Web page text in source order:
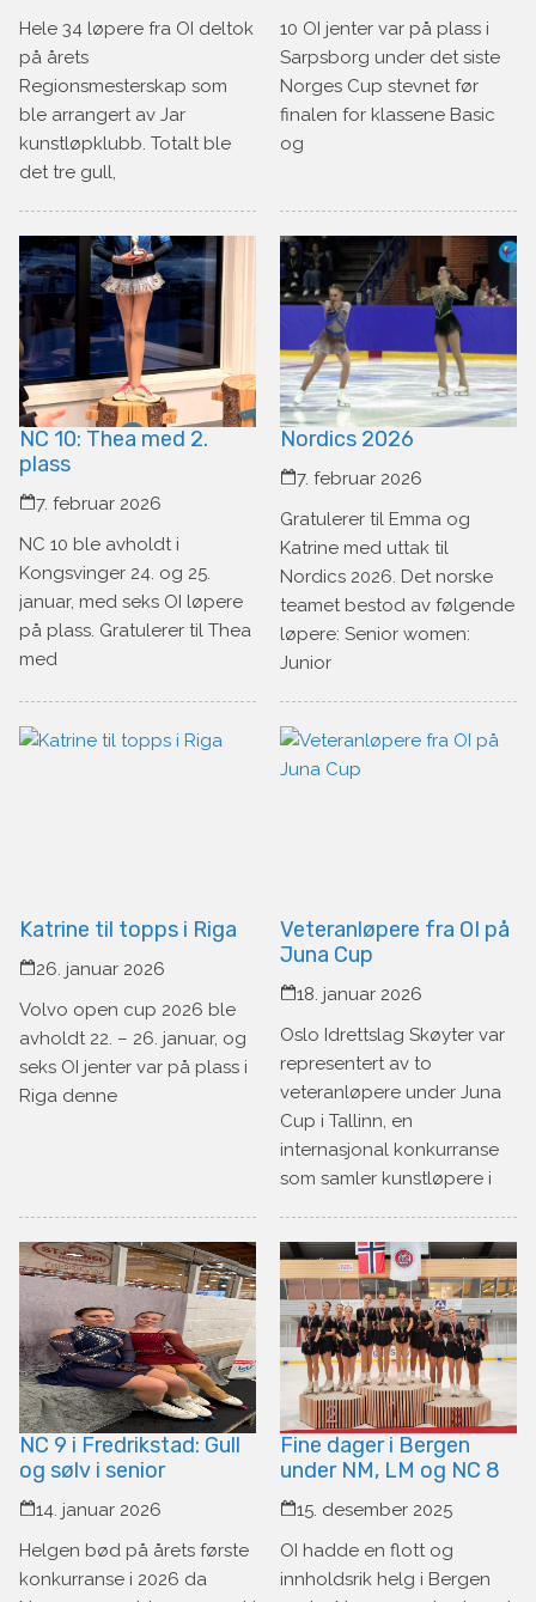
Hele 34 løpere fra OI deltok
på årets
Regionsmesterskap som
ble arrangert av Jar
kunstløpklubb. Totalt ble
det tre gull,
10 OI jenter var på plass i
Sarpsborg under det siste
Norges Cup stevnet før
finalen for klassene Basic
og
NC 10: Thea med 2.
plass
7. februar 2026
NC 10 ble avholdt i
Kongsvinger 24. og 25.
januar, med seks OI løpere
på plass. Gratulerer til Thea
med
Nordics 2026
7. februar 2026
Gratulerer til Emma og
Katrine med uttak til
Nordics 2026. Det norske
teamet bestod av følgende
løpere: Senior women:
Junior
Katrine til topps i Riga
26. januar 2026
Volvo open cup 2026 ble
avholdt 22. – 26. januar, og
seks OI jenter var på plass i
Riga denne
Veteranløpere fra OI på
Juna Cup
18. januar 2026
Oslo Idrettslag Skøyter var
representert av to
veteranløpere under Juna
Cup i Tallinn, en
internasjonal konkurranse
som samler kunstløpere i
NC 9 i Fredrikstad: Gull
og sølv i senior
14. januar 2026
Helgen bød på årets første
konkurranse i 2026 da
Fine dager i Bergen
under NM, LM og NC 8
15. desember 2025
OI hadde en flott og
innholdsrik helg i Bergen